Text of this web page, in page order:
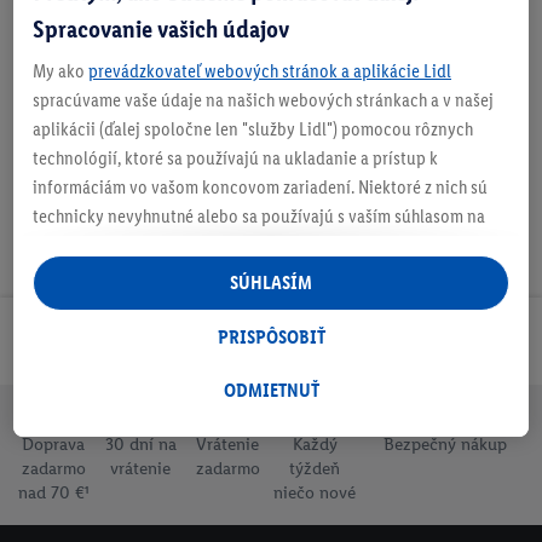
Na stiahnutie
Odoberaj Newsletter!
Doprava
zadarmo
nad 70 €¹
30 dní na
vrátenie
Vrátenie
zadarmo
Každý
týždeň
niečo nové
Bezpečný nákup
Spracovanie vašich údajov
My ako prevádzkovateľ webových stránok a aplikácie Lidl
spracúvame vaše údaje na našich webových stránkach a v našej
aplikácii (ďalej spoločne len "služby Lidl") pomocou rôznych
technológií, ktoré sa používajú na ukladanie a prístup k
informáciám vo vašom koncovom zariadení. Niektoré z nich sú
technicky nevyhnutné alebo sa používajú s vaším súhlasom na
personalizovanú reklamu v rámci služieb Lidl aj mimo nich. Ak
ste účastníkom programu Lidl Plus, na tieto účely sa spracúvajú
aj údaje z vášho nákupného správania v obchode.
následne si vytvoríte účet Lidl Plus alebo sa prihlásite do svojho
tiež vytvoriť špeciálny online identifikátor z e-mailovej adresy,
ktorú tam uvediete, aby sme vás mohli rozpoznať v službách
prevádzkovaných tretími stranami a zobrazovať vám
ODMIETNUŤ
PRISPÔSOBIŤ
SÚHLASÍM